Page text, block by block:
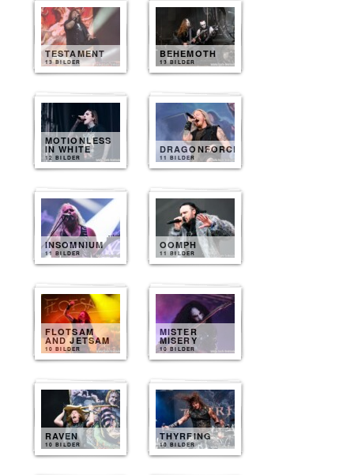
TESTAMENT
13 BILDER
BEHEMOTH
13 BILDER
MOTIONLESS
IN WHITE
12 BILDER
DRAGONFORCE
11 BILDER
INSOMNIUM
11 BILDER
OOMPH
11 BILDER
FLOTSAM
AND JETSAM
10 BILDER
MISTER
MISERY
10 BILDER
RAVEN
10 BILDER
THYRFING
10 BILDER